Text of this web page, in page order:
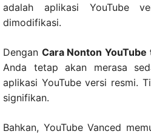
adalah aplikasi YouTube
dimodifikasi.
Dengan Cara Nonton
Anda tetap akan merasa
aplikasi YouTube versi resmi.
signifikan.
Bahkan, YouTube Vanced